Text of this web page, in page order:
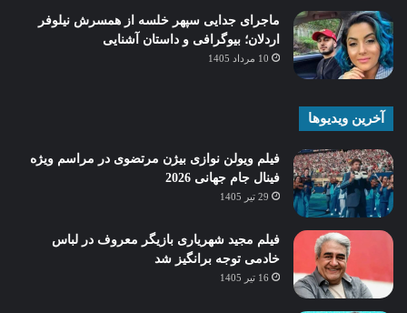
ماجرای جدایی سپهر خلسه از همسرش نیلوفر
اردلان؛ بیوگرافی و داستان آشنایی
10 مرداد 1405
آخرین ویدیوها
فیلم ویولن نوازی بیژن مرتضوی در مراسم ویژه
فینال جام جهانی 2026
29 تیر 1405
فیلم مجید شهریاری بازیگر معروف در لباس
خادمی توجه برانگیز شد
16 تیر 1405